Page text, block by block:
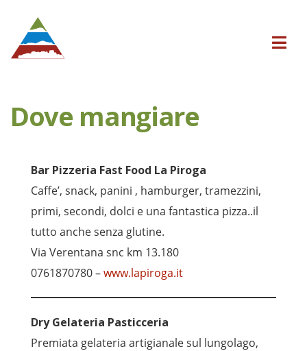
Dove mangiare
Bar Pizzeria Fast Food La Piroga
Caffe’, snack, panini , hamburger, tramezzini,
primi, secondi, dolci e una fantastica pizza..il
tutto anche senza glutine.
Via Verentana snc km 13.180
0761870780 –www.lapiroga.it
Dry Gelateria Pasticceria
Premiata gelateria artigianale sul lungolago,